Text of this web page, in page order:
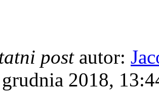
post autor:
2018,